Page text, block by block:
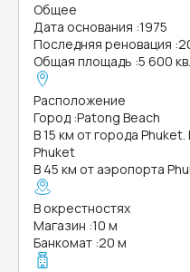
Общее
Дата основания :1975
Последняя реновация :
Общая площадь :5 600
Расположение
Город :Patong Beach
В 15 км от города
Phuket
В 45 км от аэропорта
В окрестностях
Магазин :10 м
Банкомат :20 м